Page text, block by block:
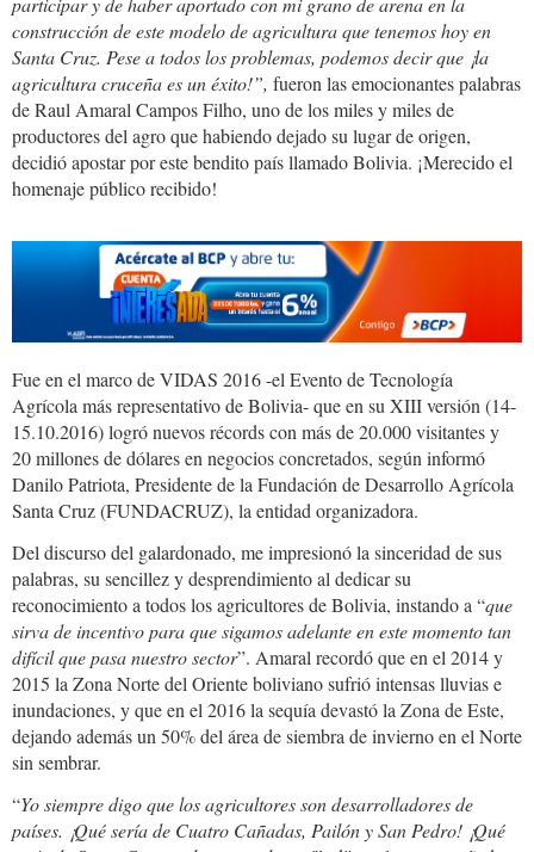
construcción de este modelo de agricultura que tenemos hoy en
Santa Cruz. Pese a todos los problemas, podemos decir que ¡la
agricultura cruceña es un éxito!”, fueron las emocionantes palabras
de Raul Amaral Campos Filho, uno de los miles y miles de
productores del agro que habiendo dejado su lugar de origen,
decidió apostar por este bendito país llamado Bolivia. ¡Merecido el
homenaje público recibido!
Fue en el marco de VIDAS 2016 -el Evento de Tecnología
Agrícola más representativo de Bolivia- que en su XIII versión (14-
15.10.2016) logró nuevos récords con más de 20.000 visitantes y
20 millones de dólares en negocios concretados, según informó
Danilo Patriota, Presidente de la Fundación de Desarrollo Agrícola
Santa Cruz (FUNDACRUZ), la entidad organizadora.
Del discurso del galardonado, me impresionó la sinceridad de sus
palabras, su sencillez y desprendimiento al dedicar su
reconocimiento a todos los agricultores de Bolivia, instando a “que
sirva de incentivo paraque sigamosadelante en este momento tan
difícil que pasa nuestro sector”. Amaral recordó que en el 2014 y
2015 la Zona Norte del Oriente boliviano sufrió intensas lluvias e
inundaciones, y que en el 2016 la sequía devastó la Zona de Este,
dejando además un 50% del área de siembra de invierno en el Norte
sin sembrar.
“Yo siempre digo que los agricultores son desarrolladores de
países. ¡Qué sería de Cuatro Cañadas, Pailón y San Pedro! ¡Qué